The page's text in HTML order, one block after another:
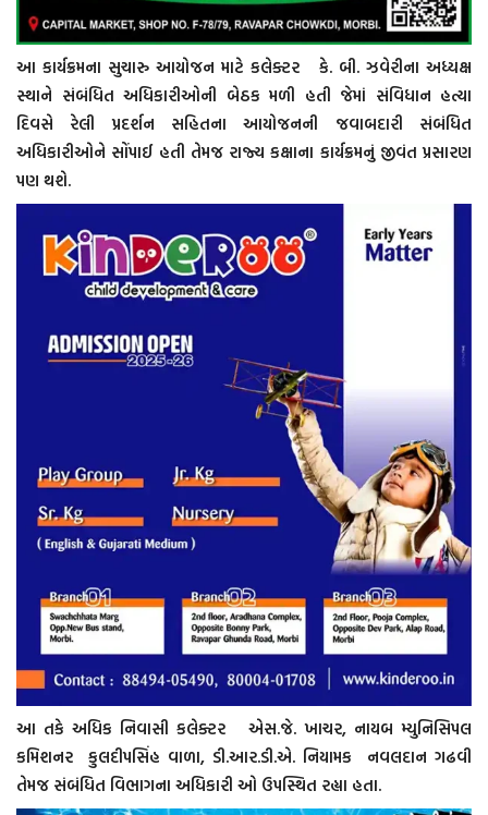
આ કાર્યક્રમના સુચારુ આયોજન માટે કલેક્ટર કે. બી. ઝવેરીના અધ્યક્ષ
સ્થાને સંબંધિત અધિકારીઓની બેઠક મળી હતી જેમાં સંવિધાન હત્યા
દિવસે રેલી પ્રદર્શન સહિતના આયોજનની જવાબદારી સંબંધિત
અધિકારીઓને સોંપાઈ હતી તેમજ રાજ્ય કક્ષાના કાર્યક્રમનું જીવંત પ્રસારણ
પણ થશે‌.
આ તકે અધિક નિવાસી કલેક્ટર એસ.જે. ખાચર, નાયબ મ્યુનિસિપલ
કમિશનર કુલદીપસિંહ વાળા, ડી.આર.ડી.એ. નિયામક નવલદાન ગઢવી
તેમજ સંબંધિત વિભાગના અધિકારી ઓ ઉપસ્થિત રહ્યા હતા‌.